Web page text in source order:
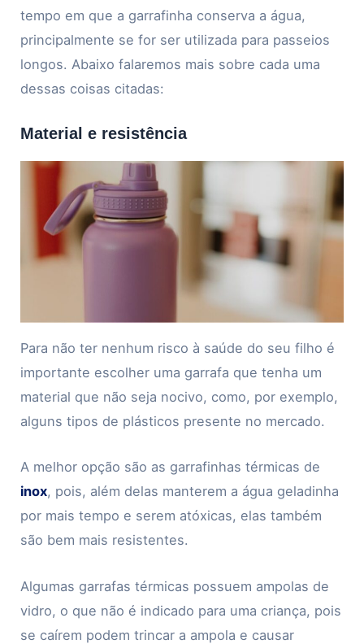
tempo em que a garrafinha conserva a água,
principalmente se for ser utilizada para passeios
longos. Abaixo falaremos mais sobre cada uma
dessas coisas citadas:
Material e resistência
Para não ter nenhum risco à saúde do seu filho é
importante escolher uma garrafa que tenha um
material que não seja nocivo, como, por exemplo,
alguns tipos de plásticos presente no mercado.
A melhor opção são as garrafinhas térmicas de
inox, pois, além delas manterem a água geladinha
por mais tempo e serem atóxicas, elas também
são bem mais resistentes.
Algumas garrafas térmicas possuem ampolas de
vidro, o que não é indicado para uma criança, pois
se caírem podem trincar a ampola e causar